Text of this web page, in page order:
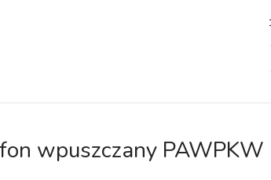
wpuszczany PAWPKW